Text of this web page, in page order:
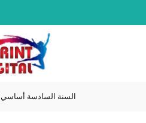
السنة السادسة أساسي